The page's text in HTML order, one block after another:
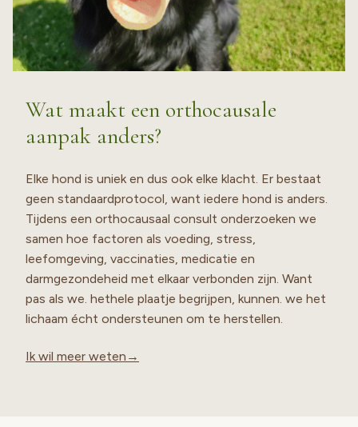
Wat maakt een orthocausale
aanpak anders?
Elke hond is uniek en dus ook elke klacht. Er bestaat
geen standaardprotocol, want iedere hond is anders.
Tijdens een orthocausaal consult onderzoeken we
samen hoe factoren als voeding, stress,
leefomgeving, vaccinaties, medicatie en
darmgezondeheid met elkaar verbonden zijn. Want
pas als we. hethele plaatje begrijpen, kunnen. we het
lichaam écht ondersteunen om te herstellen.
Ik wil meer weten→